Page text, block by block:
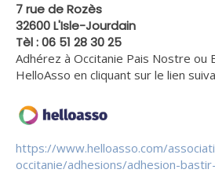
7 rue de Rozès
32600 L'Isle-Jourdain
Tèl : 06 51 28 30 25
Adhérez à Occitanie Pais Nostre ou
HelloAsso en cliquant sur le lien
https://www.helloasso.com/
occitanie/adhesions/adhesion-